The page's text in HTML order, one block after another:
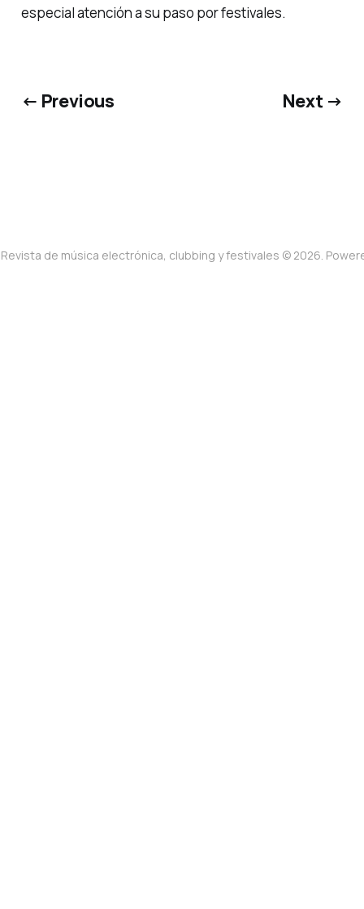
especial atención a su paso por festivales.
← Previous Next →
de música electrónica, clubbing y festivales © 2026.